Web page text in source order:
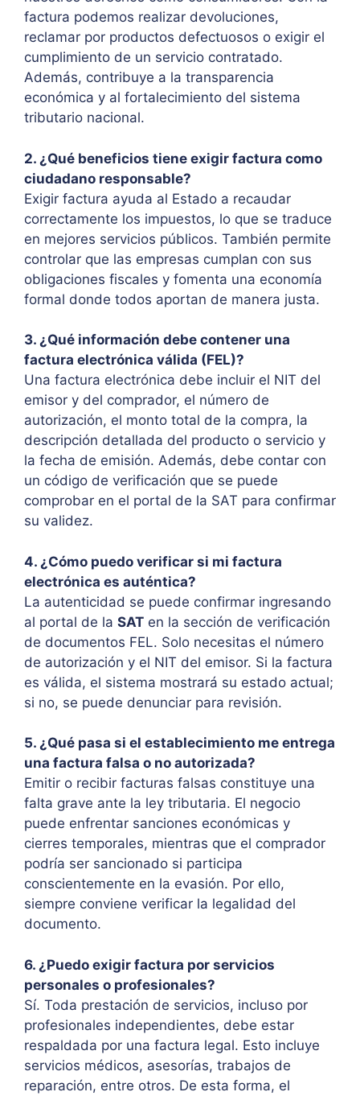
factura podemos realizar devoluciones,
reclamar por productos defectuosos o exigir el
cumplimiento de un servicio contratado.
Además, contribuye a la transparencia
económica y al fortalecimiento del sistema
tributario nacional.
2. ¿Qué beneficios tiene exigir factura como
ciudadano responsable?
Exigir factura ayuda al Estado a recaudar
correctamente los impuestos, lo que se traduce
en mejores servicios públicos. También permite
controlar que las empresas cumplan con sus
obligaciones fiscales y fomenta una economía
formal donde todos aportan de manera justa.
3. ¿Qué información debe contener una
factura electrónica válida (FEL)?
Una factura electrónica debe incluir el NIT del
emisor y del comprador, el número de
autorización, el monto total de la compra, la
descripción detallada del producto o servicio y
la fecha de emisión. Además, debe contar con
un código de verificación que se puede
comprobar en el portal de la SAT para confirmar
su validez.
4. ¿Cómo puedo verificar si mi factura
electrónica es auténtica?
La autenticidad se puede confirmar ingresando
al portal de la SAT en la sección de verificación
de documentos FEL. Solo necesitas el número
de autorización y el NIT del emisor. Si la factura
es válida, el sistema mostrará su estado actual;
si no, se puede denunciar para revisión.
5. ¿Qué pasa si el establecimiento me entrega
una factura falsa o no autorizada?
Emitir o recibir facturas falsas constituye una
falta grave ante la ley tributaria. El negocio
puede enfrentar sanciones económicas y
cierres temporales, mientras que el comprador
podría ser sancionado si participa
conscientemente en la evasión. Por ello,
siempre conviene verificar la legalidad del
documento.
6. ¿Puedo exigir factura por servicios
personales o profesionales?
Sí. Toda prestación de servicios, incluso por
profesionales independientes, debe estar
respaldada por una factura legal. Esto incluye
servicios médicos, asesorías, trabajos de
reparación, entre otros. De esta forma, el